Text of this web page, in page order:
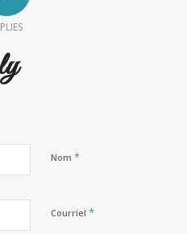
Nom *
Courriel *